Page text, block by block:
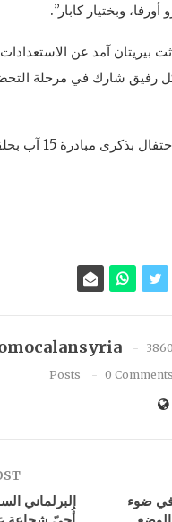
وبختيار كابار”.
بيريتان آمد عن
كل رفيق شارك في مرحلة
واختتمت فعاليات
3860
Posts
0 Comments
في ضوء
البرلماني